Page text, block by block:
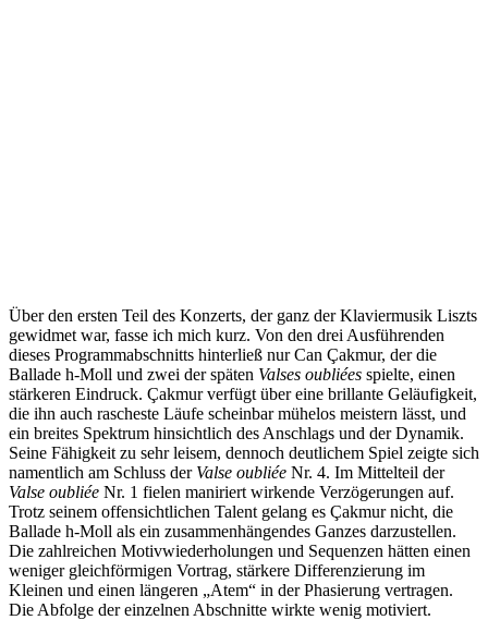
Über den ersten Teil des Konzerts, der ganz der Klaviermusik Liszts
gewidmet war, fasse ich mich kurz. Von den drei Ausführenden
dieses Programmabschnitts hinterließ nur Can Çakmur, der die
Ballade h-Moll und zwei der späten Valses oubliées spielte, einen
stärkeren Eindruck. Çakmur verfügt über eine brillante Geläufigkeit,
die ihn auch rascheste Läufe scheinbar mühelos meistern lässt, und
ein breites Spektrum hinsichtlich des Anschlags und der Dynamik.
Seine Fähigkeit zu sehr leisem, dennoch deutlichem Spiel zeigte sich
namentlich am Schluss der Valse oubliée Nr. 4. Im Mittelteil der
Valse oubliée Nr. 1 fielen maniriert wirkende Verzögerungen auf.
Trotz seinem offensichtlichen Talent gelang es Çakmur nicht, die
Ballade h-Moll als ein zusammenhängendes Ganzes darzustellen.
Die zahlreichen Motivwiederholungen und Sequenzen hätten einen
weniger gleichförmigen Vortrag, stärkere Differenzierung im
Kleinen und einen längeren „Atem“ in der Phasierung vertragen.
Die Abfolge der einzelnen Abschnitte wirkte wenig motiviert.